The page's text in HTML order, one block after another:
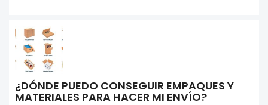
¿DÓNDE PUEDO CONSEGUIR EMPAQUES Y
MATERIALES PARA HACER MI ENVÍO?